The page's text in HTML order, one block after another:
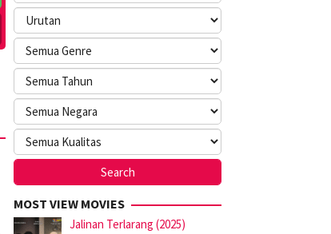
MOST VIEW MOVIES
Jalinan Terlarang (2025)